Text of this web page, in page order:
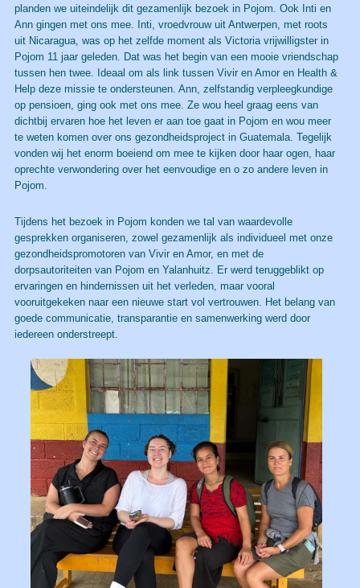
planden we uiteindelijk dit gezamenlijk bezoek in Pojom. Ook Inti en
Ann gingen met ons mee. Inti, vroedvrouw uit Antwerpen, met roots
uit Nicaragua, was op het zelfde moment als Victoria vrijwilligster in
Pojom 11 jaar geleden. Dat was het begin van een mooie vriendschap
tussen hen twee. Ideaal om als link tussen Vivir en Amor en Health &
Help deze missie te ondersteunen. Ann, zelfstandig verpleegkundige
op pensioen, ging ook met ons mee. Ze wou heel graag eens van
dichtbij ervaren hoe het leven er aan toe gaat in Pojom en wou meer
te weten komen over ons gezondheidsproject in Guatemala. Tegelijk
vonden wij het enorm boeiend om mee te kijken door haar ogen, haar
oprechte verwondering over het eenvoudige en o zo andere leven in
Pojom.
Tijdens het bezoek in Pojom konden we tal van waardevolle
gesprekken organiseren, zowel gezamenlijk als individueel met onze
gezondheidspromotoren van Vivir en Amor, en met de
dorpsautoriteiten van Pojom en Yalanhuitz. Er werd teruggeblikt op
ervaringen en hindernissen uit het verleden, maar vooral
vooruitgekeken naar een nieuwe start vol vertrouwen. Het belang van
goede communicatie, transparantie en samenwerking werd door
iedereen onderstreept.